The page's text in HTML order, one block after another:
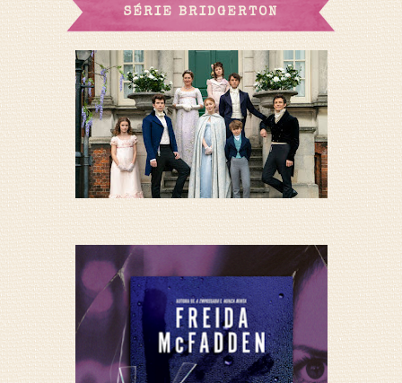
SÉRIE BRIDGERTON